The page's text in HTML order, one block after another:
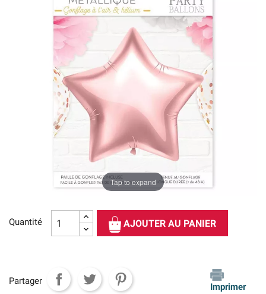
Tap to expand
Quantité AJOUTER AU PANIER
Partager
Imprimer